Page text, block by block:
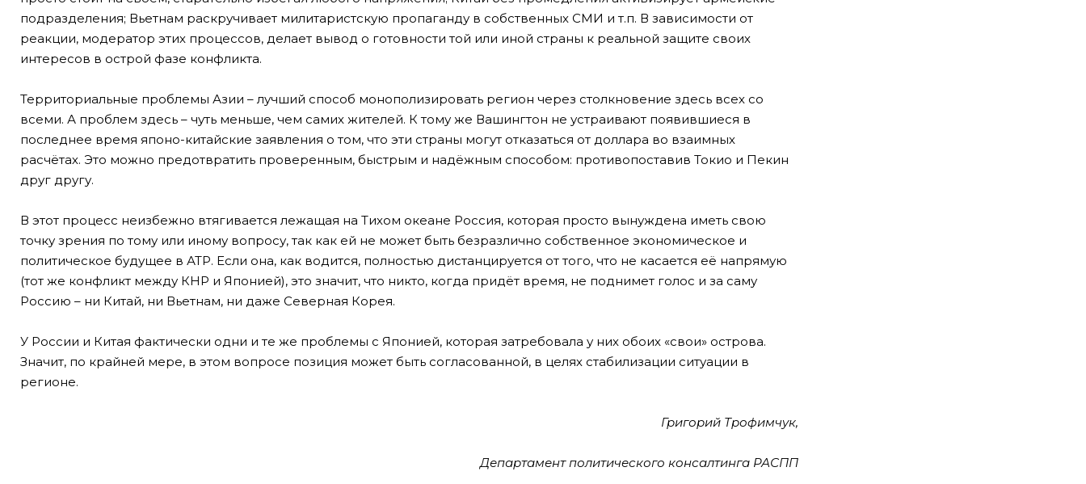
подразделения; Вьетнам раскручивает милитаристскую пропаганду в собственных СМИ и т.п. В зависимости от
реакции, модератор этих процессов, делает вывод о готовности той или иной страны к реальной защите своих
интересов в острой фазе конфликта.
Территориальные проблемы Азии – лучший способ монополизировать регион через столкновение здесь всех со
всеми. А проблем здесь – чуть меньше, чем самих жителей. К тому же Вашингтон не устраивают появившиеся в
последнее время японо-китайские заявления о том, что эти страны могут отказаться от доллара во взаимных
расчётах. Это можно предотвратить проверенным, быстрым и надёжным способом: противопоставив Токио и Пекин
друг другу.
В этот процесс неизбежно втягивается лежащая на Тихом океане Россия, которая просто вынуждена иметь свою
точку зрения по тому или иному вопросу, так как ей не может быть безразлично собственное экономическое и
политическое будущее в АТР. Если она, как водится, полностью дистанцируется от того, что не касается её напрямую
(тот же конфликт между КНР и Японией), это значит, что никто, когда придёт время, не поднимет голос и за саму
Россию – ни Китай, ни Вьетнам, ни даже Северная Корея.
У России и Китая фактически одни и те же проблемы с Японией, которая затребовала у них обоих «свои» острова.
Значит, по крайней мере, в этом вопросе позиция может быть согласованной, в целях стабилизации ситуации в
регионе.
Григорий Трофимчук,
Департамент политического консалтинга РАСПП